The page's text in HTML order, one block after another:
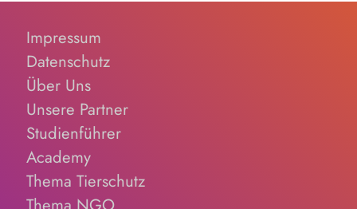
Impressum
Datenschutz
Über Uns
Unsere Partner
Studienführer
Academy
Thema Tierschutz